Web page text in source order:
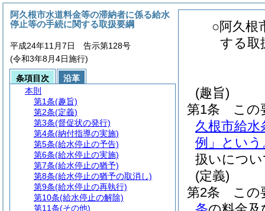
○阿久根
する取
(趣旨)
第1条
この
久根市給水
例」という
扱いにつ
(定義)
第2条
この
阿久根市水道料金等の滞納者に係る給水
停止等の手続に関する取扱要綱
平成24年11月7日 告示第128号
(令和3年8月4日施行)
条項目次
沿革
本則
第1条(趣旨)
第2条(定義)
第3条(督促状の発行)
第4条(納付指導の実施)
第5条(給水停止の予告)
第6条(給水停止の実施)
第7条(給水停止の猶予)
第8条(給水停止の猶予の取消し)
第9条(給水停止の再執行)
第10条(給水停止の解除)
第11条(その他)